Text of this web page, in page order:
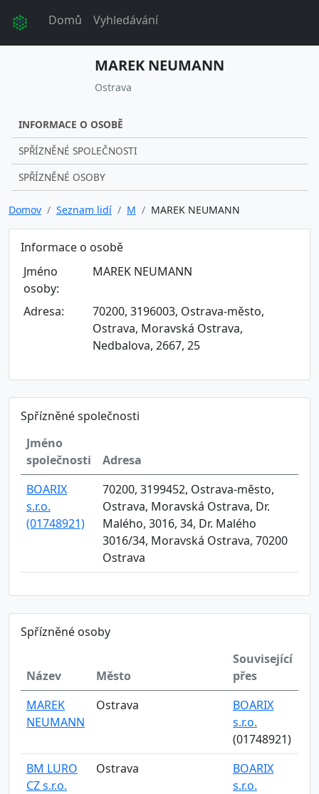
Domů Vyhledávání
MAREK NEUMANN
Ostrava
INFORMACE O OSOBĚ
SPŘÍZNĚNÉ SPOLEČNOSTI
SPŘÍZNĚNÉ OSOBY
Domov Seznam lidí M MAREK NEUMANN
Informace o osobě
Jméno
osoby:
MAREK NEUMANN
Adresa:
70200, 3196003, Ostrava-město,
Ostrava, Moravská Ostrava,
Nedbalova, 2667, 25
Spřízněné společnosti
Jméno
společnosti
Adresa
BOARIX
s.r.o.
(01748921)
70200, 3199452, Ostrava-město,
Ostrava, Moravská Ostrava, Dr.
Malého, 3016, 34, Dr. Malého
3016/34, Moravská Ostrava, 70200
Ostrava
Spřízněné osoby
Název Město
Související
přes
MAREK
NEUMANN
Ostrava
BOARIX
s.r.o.
(01748921)
BM LURO
CZ s.r.o.
Ostrava
BOARIX
s.r.o.